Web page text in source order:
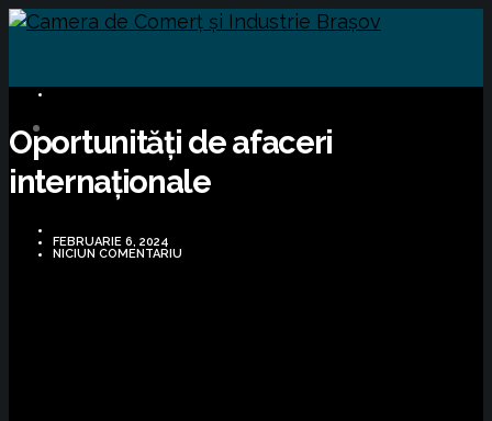
Oportunități de afaceri
internaționale
FEBRUARIE 6, 2024
NICIUN COMENTARIU